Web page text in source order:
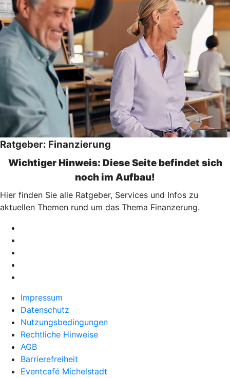
Ratgeber: Finanzierung
Wichtiger Hinweis: Diese Seite befindet sich
noch im Aufbau!
Hier finden Sie alle Ratgeber, Services und Infos zu
aktuellen Themen rund um das Thema Finanzerung.
Impressum
Datenschutz
Nutzungsbedingungen
Rechtliche Hinweise
AGB
Barrierefreiheit
Eventcafé Michelstadt